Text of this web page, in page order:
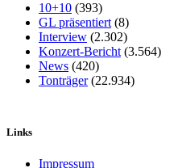
10+10 (393)
GL präsentiert (8)
Interview (2.302)
Konzert-Bericht (3.564)
News (420)
Tonträger(22.934)
Links
Impressum